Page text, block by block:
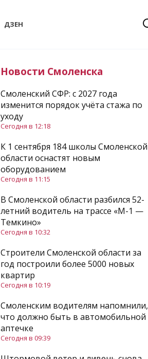
ДЗЕН
Новости Смоленска
Смоленский СФР: c 2027 года
изменится порядок учёта стажа по
уходу
Сегодня в 12:18
К 1 сентября 184 школы Смоленской
области оснастят новым
оборудованием
Сегодня в 11:15
В Смоленской области разбился 52-
летний водитель на трассе «М-1 —
Темкино»
Сегодня в 10:32
Строители Смоленской области за
год построили более 5000 новых
квартир
Сегодня в 10:19
Смоленским водителям напомнили,
что должно быть в автомобильной
аптечке
Сегодня в 09:39